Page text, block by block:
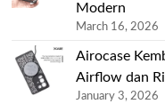
Modern
March 16, 2026
Airocase
Airflow dan
January 3, 2026